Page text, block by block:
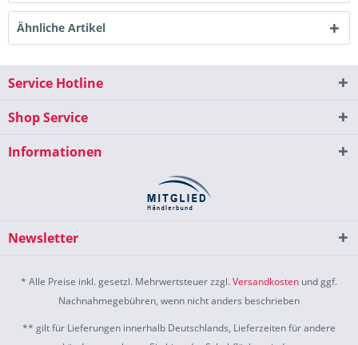
Ähnliche Artikel
Service Hotline
Shop Service
Informationen
Newsletter
* Alle Preise inkl. gesetzl. Mehrwertsteuer zzgl.Versandkosten und ggf.
Nachnahmegebühren, wenn nicht anders beschrieben
** gilt für Lieferungen innerhalb Deutschlands, Lieferzeiten für andere